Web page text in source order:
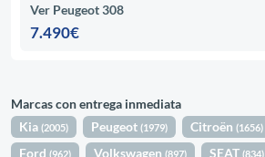
Ver Peugeot 308
7.490€
Marcas con entrega inmediata
Kia(2005) Peugeot(1979) Citroën(1656)
Ford(962) Volkswagen(897) SEAT(834)